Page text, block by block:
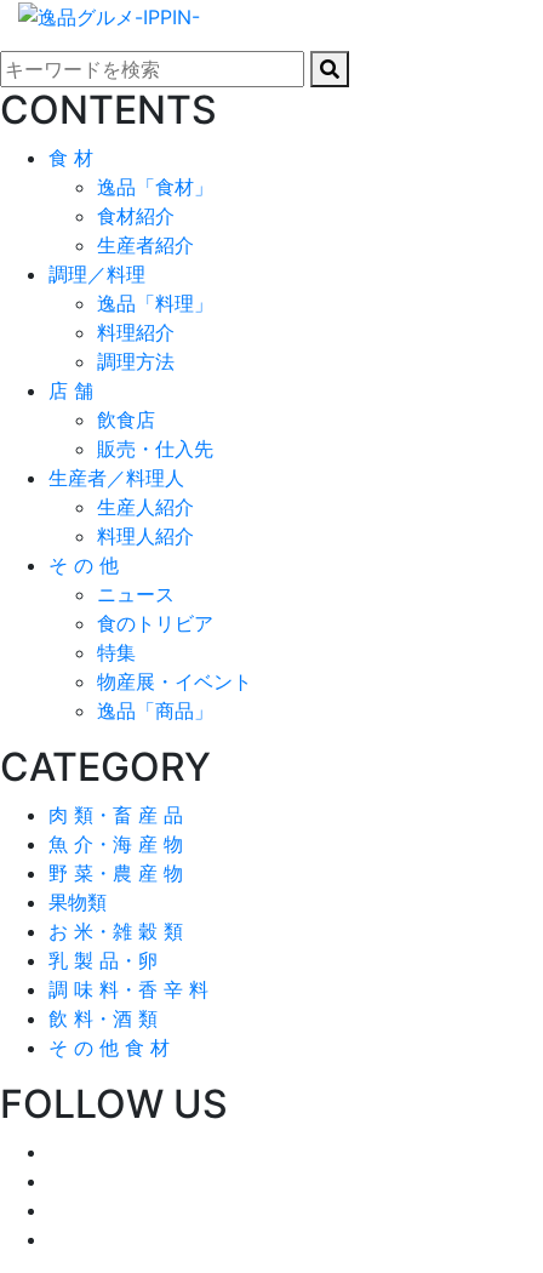
CONTENTS
食 材
逸品「食材」
食材紹介
生産者紹介
調理／料理
逸品「料理」
料理紹介
調理方法
店 舗
飲食店
販売・仕入先
生産者／料理人
生産人紹介
料理人紹介
そ の 他
ニュース
食のトリビア
特集
物産展・イベント
逸品「商品」
CATEGORY
肉 類・畜 産 品
魚 介・海 産 物
野 菜・農 産 物
果物類
お 米・雑 穀 類
乳 製 品・卵
調 味 料・香 辛 料
飲 料・酒 類
そ の 他 食 材
FOLLOW US